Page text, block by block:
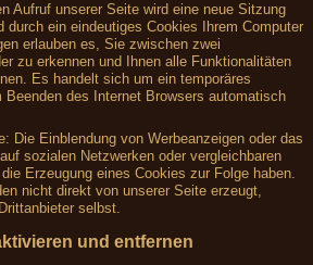
Aufruf unserer Seite wird eine neue Sitzung
durch ein eindeutiges Cookies Ihrem Computer
erlauben es, Sie zwischen zwei
zu erkennen und Ihnen alle Funktionalitäten
Es handelt sich um ein temporäres
Beenden des Internet Browsers automatisch
Die Einblendung von Werbeanzeigen oder das
sozialen Netzwerken oder vergleichbaren
Erzeugung eines Cookies zur Folge haben.
nicht direkt von unserer Seite erzeugt,
selbst.
und entfernen